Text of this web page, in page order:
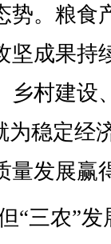
势。粮食
坚成果持
乡村建设
为稳定经
量发展赢
“三农”